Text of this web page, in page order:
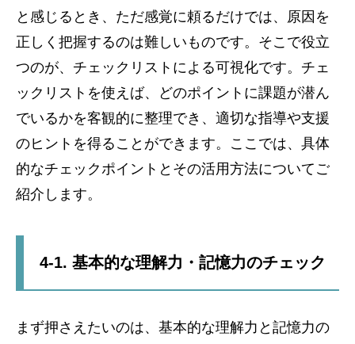
と感じるとき、ただ感覚に頼るだけでは、原因を
正しく把握するのは難しいものです。そこで役立
つのが、チェックリストによる可視化です。チェ
ックリストを使えば、どのポイントに課題が潜ん
でいるかを客観的に整理でき、適切な指導や支援
のヒントを得ることができます。ここでは、具体
的なチェックポイントとその活用方法についてご
紹介します。
4-1. 基本的な理解力・記憶力のチェック
まず押さえたいのは、基本的な理解力と記憶力の